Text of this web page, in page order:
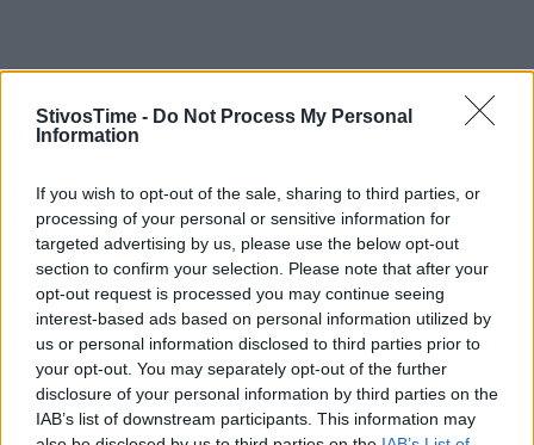
StivosTime - Do Not Process My Personal
Information
If you wish to opt-out of the sale, sharing to third parties, or
processing of your personal or sensitive information for
targeted advertising by us, please use the below opt-out
section to confirm your selection. Please note that after your
opt-out request is processed you may continue seeing
interest-based ads based on personal information utilized by
us or personal information disclosed to third parties prior to
your opt-out. You may separately opt-out of the further
disclosure of your personal information by third parties on the
IAB’s list of downstream participants. This information may
Εγγραφείτε στο Stivostime των